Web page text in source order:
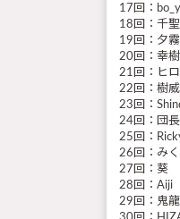
17回：
18回：千
19回：夕霧
20回：幸樹
21回：ヒロ
22回：樹威
23回：
24回：団長
25回：
26回：みく
27回：葵
28回：Aiji
29回：鬼